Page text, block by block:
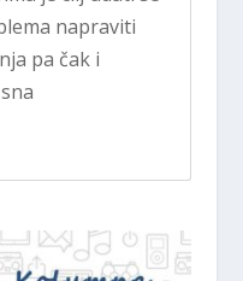
napraviti
pa čak i